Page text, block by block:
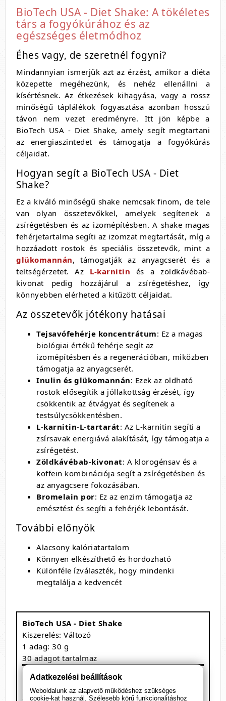
BioTech USA - Diet Shake: A tökéletes
társ a fogyókúrához és az
egészséges életmódhoz
Éhes vagy, de szeretnél fogyni?
Mindannyian ismerjük azt az érzést, amikor a diéta
közepette megéhezünk, és nehéz ellenállni a
kísértésnek. Az étkezések kihagyása, vagy a rossz
minőségű táplálékok fogyasztása azonban hosszú
távon nem vezet eredményre. Itt jön képbe a
BioTech USA - Diet Shake, amely segít megtartani
az energiaszintedet és támogatja a fogyókúrás
céljaidat.
Hogyan segít a BioTech USA - Diet
Shake?
Ez a kiváló minőségű shake nemcsak finom, de tele
van olyan összetevőkkel, amelyek segítenek a
zsírégetésben és az izomépítésben. A shake magas
fehérjetartalma segíti az izomzat megtartását, míg a
hozzáadott rostok és speciális összetevők, mint a
glükomannán, támogatják az anyagcserét és a
teltségérzetet. Az L-karnitin és a zöldkávébab-
kivonat pedig hozzájárul a zsírégetéshez, így
könnyebben elérheted a kitűzött céljaidat.
Az összetevők jótékony hatásai
Tejsavófehérje koncentrátum: Ez a magas
biológiai értékű fehérje segít az
izomépítésben és a regenerációban, miközben
támogatja az anyagcserét.
Inulin és glükomannán: Ezek az oldható
rostok elősegítik a jóllakottság érzését, így
csökkentik az étvágyat és segítenek a
testsúlycsökkentésben.
L-karnitin-L-tartarát: Az L-karnitin segíti a
zsírsavak energiává alakítását, így támogatja a
zsírégetést.
Zöldkávébab-kivonat: A klorogénsav és a
koffein kombinációja segít a zsírégetésben és
az anyagcsere fokozásában.
Bromelain por: Ez az enzim támogatja az
emésztést és segíti a fehérjék lebontását.
További előnyök
Alacsony kalóriatartalom
Könnyen elkészíthető és hordozható
Különféle ízválaszték, hogy mindenki
megtalálja a kedvencét
BioTech USA - Diet Shake
Kiszerelés: Változó
1 adag: 30 g
30 adagot tartalmaz
Megnevezés
Energia
109-110 kcal
Adatkezelési beállítások
Weboldalunk az alapvető működéshez szükséges
cookie-kat használ. Szélesebb körű funkcionalitáshoz